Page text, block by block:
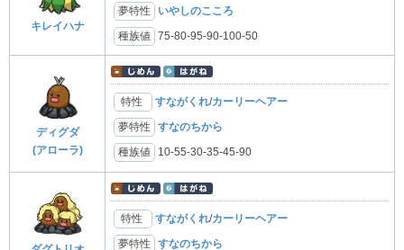
キレイハナ
夢特性 いやしのこころ
種族値 75-80-95-90-100-50
ディグダ
(アローラ)
特性 すながくれ/カーリーヘアー
夢特性 すなのちから
種族値 10-55-30-35-45-90
特性 すながくれ/カーリーヘアー
夢特性 すなのちから